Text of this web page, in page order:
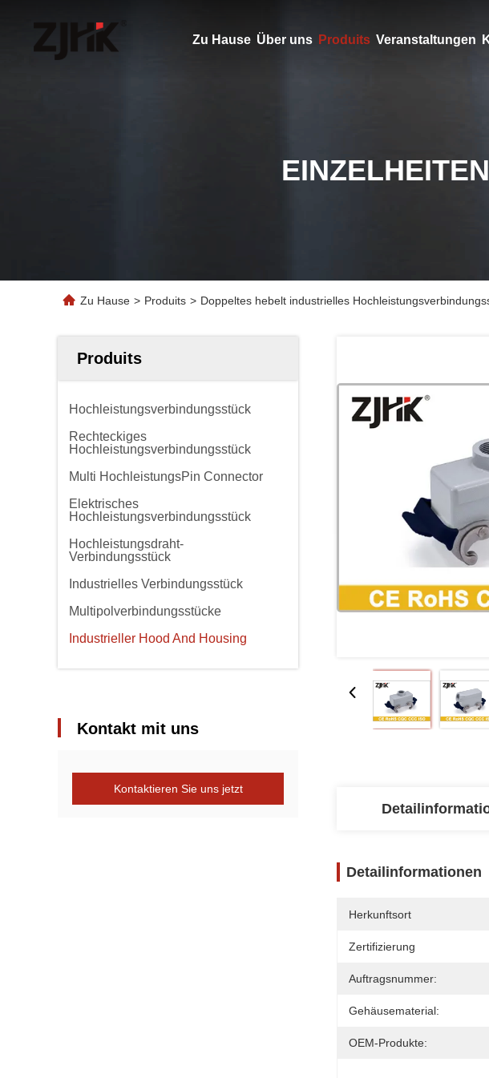
Zu Hause Über uns Produits Veranstaltungen
Zu Hause > Produits > Doppeltes hebelt industrielles
Produits
Hochleistungsverbindungsstück
Rechteckiges
Hochleistungsverbindungsstück
Multi HochleistungsPin Connector
Elektrisches
Hochleistungsverbindungsstück
Hochleistungsdraht-
Verbindungsstück
Industrielles Verbindungsstück
Multipolverbindungsstücke
Industrieller Hood And Housing
Kontakt mit uns
Kontaktieren Sie uns jetzt
Detailinformationen
Herkunftsort
Zertifizierung
Auftragsnummer:
Gehäusematerial:
OEM-Produkte: